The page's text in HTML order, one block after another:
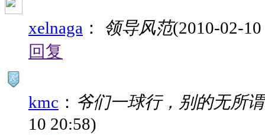
xelnaga ： 领导风范(2010-02-
回复
kmc ： 爷们一球行，别的无所
10 20:58)